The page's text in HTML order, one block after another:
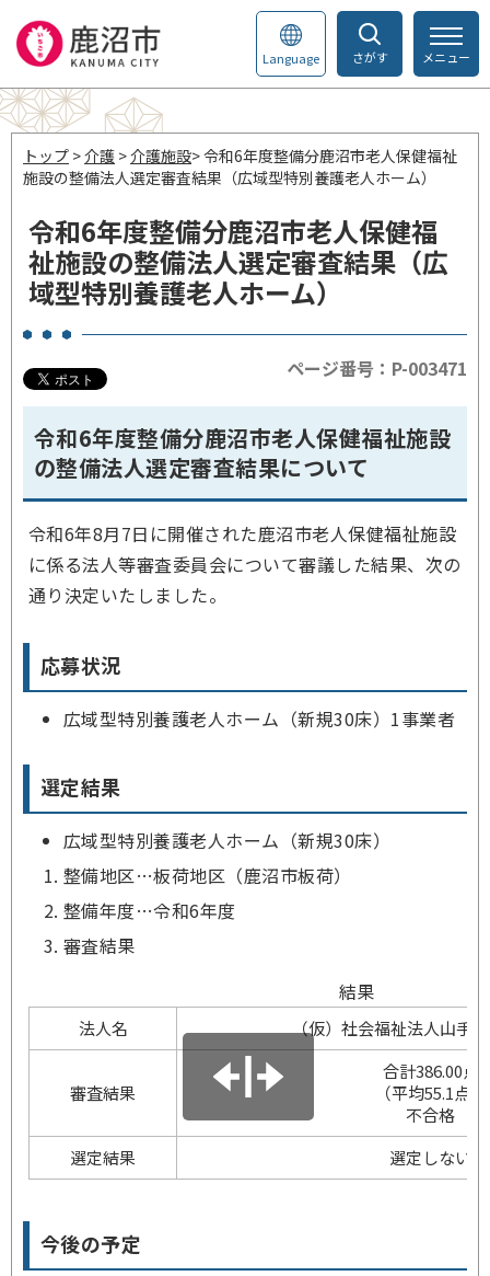
さがす
Language メニュー
トップ >介護 >介護施設> 令和6年度整備分鹿沼市老人保健福祉
施設の整備法人選定審査結果（広域型特別養護老人ホーム）
令和6年度整備分鹿沼市老人保健福
祉施設の整備法人選定審査結果（広
域型特別養護老人ホーム）
ページ番号：P-003471
令和6年度整備分鹿沼市老人保健福祉施設
の整備法人選定審査結果について
令和6年8月7日に開催された鹿沼市老人保健福祉施設
に係る法人等審査委員会について審議した結果、次の
通り決定いたしました。
応募状況
広域型特別養護老人ホーム（新規30床）1事業者
選定結果
広域型特別養護老人ホーム（新規30床）
整備地区…板荷地区（鹿沼市板荷）
整備年度…令和6年度
審査結果
結果
法人名 （仮）社会福祉法人山手
審査結果
合計386.00点
（平均55.1点）
不合格
選定結果
選定しない
今後の予定